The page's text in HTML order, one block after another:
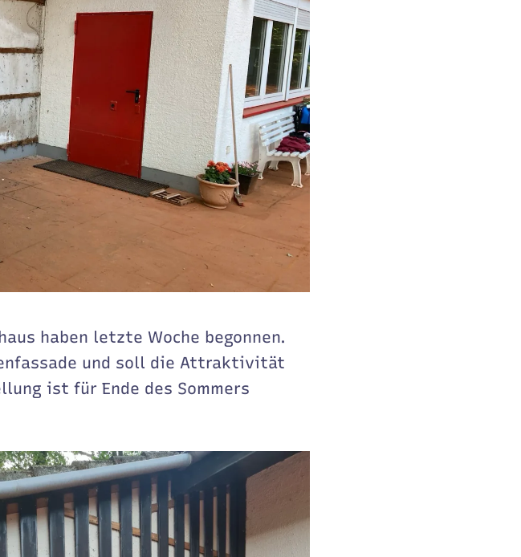
haben letzte Woche begonnen.
und soll die Attraktivität
ist für Ende des Sommers